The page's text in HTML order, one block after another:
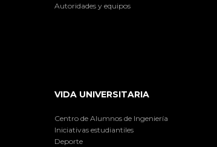
Autoridades y equipos
VIDA UNIVERSITARIA
Centro de Alumnos de Ingeniería
Iniciativas estudiantiles
Deporte